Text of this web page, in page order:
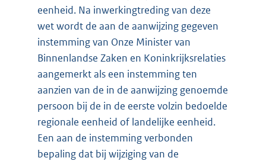
eenheid. Na inwerkingtreding van deze
wet wordt de aan de aanwijzing gegeven
instemming van Onze Minister van
Binnenlandse Zaken en Koninkrijksrelaties
aangemerkt als een instemming ten
aanzien van de in de aanwijzing genoemde
persoon bij de in de eerste volzin bedoelde
regionale eenheid of landelijke eenheid.
Een aan de instemming verbonden
bepaling dat bij wijziging van de